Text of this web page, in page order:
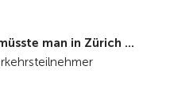
man in Zürich ...